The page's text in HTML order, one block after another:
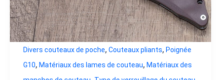
Divers couteaux de poche, Couteaux pliants, Poignée
G10, Matériaux des lames de couteau, Matériaux des